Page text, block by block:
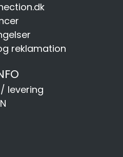
reklamation
levering